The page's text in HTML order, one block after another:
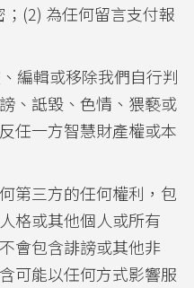
(2) 為任何留言支付報
編輯或移除我們自行判
、詆毀、色情、猥褻或
任一方智慧財產權或本
第三方的任何權利，包
格或其他個人或所有
會包含誹謗或其他非
可能以任何方式影響服